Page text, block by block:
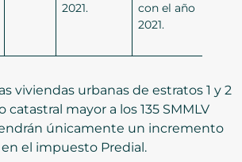
2021.
con el año
2021.
viviendas urbanas de estratos 1 y 2
mayor a los 135 SMMLV
únicamente un incremento
en el impuesto Predial.